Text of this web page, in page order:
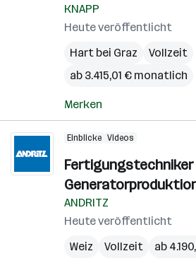
KNAPP
Heute veröffentlicht
Hart bei Graz
Vollzeit
ab 3.415,01 € monatlich
Merken
Einblicke Videos
Fertigungstechniker
ANDRITZ
Heute veröffentlicht
Weiz
Vollzeit ab